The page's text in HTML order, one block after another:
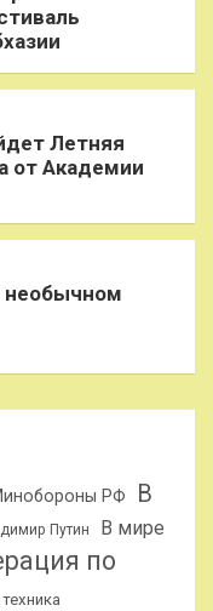
Летняя
от Академии
необычном
РФ
В
Путин В мире
по